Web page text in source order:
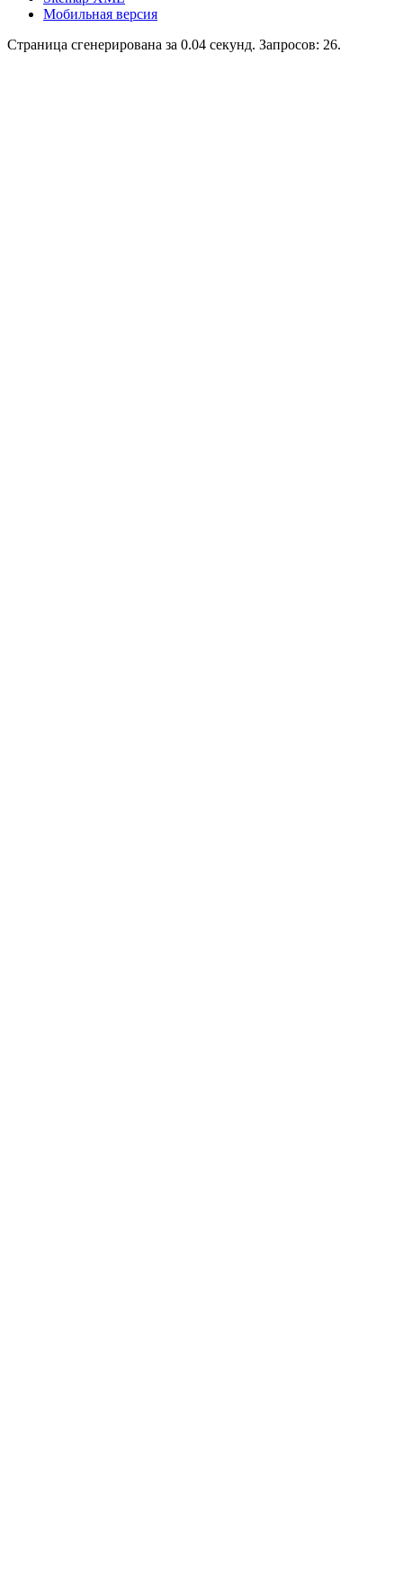
Мобильная версия
Страница сгенерирована за 0.04 секунд. Запросов: 26.